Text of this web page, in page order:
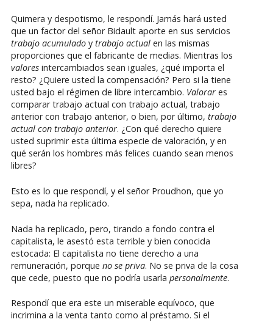
Quimera y despotismo, le respondí. Jamás hará usted
que un factor del señor Bidault aporte en sus servicios
trabajo acumuladoy trabajo actualen las mismas
proporciones que el fabricante de medias. Mientras los
valoresintercambiados sean iguales, ¿qué importa el
resto? ¿Quiere usted la compensación? Pero si la tiene
usted bajo el régimen de libre intercambio. Valorares
comparar trabajo actual con trabajo actual, trabajo
anterior con trabajo anterior, o bien, por último, trabajo
actual con trabajo anterior. ¿Con qué derecho quiere
usted suprimir esta última especie de valoración, y en
qué serán los hombres más felices cuando sean menos
libres?
Esto es lo que respondí, y el señor Proudhon, que yo
sepa, nada ha replicado.
Nada ha replicado, pero, tirando a fondo contra el
capitalista, le asestó esta terrible y bien conocida
estocada: El capitalista no tiene derecho a una
remuneración, porque no se priva. No se priva de la cosa
que cede, puesto que no podría usarla personalmente.
Respondí que era este un miserable equívoco, que
incrimina a la venta tanto como al préstamo. Si el